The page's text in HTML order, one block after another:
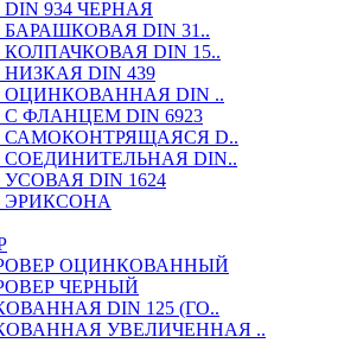
934 ЧЕРНАЯ
DIN 31..
DIN 15..
DIN 439
ОЦИНКОВАННАЯ DIN ..
ФЛАНЦЕМ DIN 6923
САМОКОНТРЯЩАЯСЯ D..
DIN..
DIN 1624
ЭРИКСОНА
ОЦИНКОВАННЫЙ
ЧЕРНЫЙ
DIN 125 (ГО..
УВЕЛИЧЕННАЯ ..